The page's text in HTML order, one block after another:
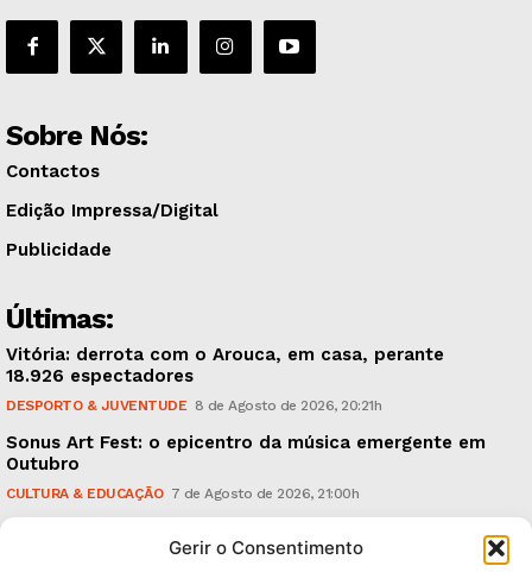
Gerir o Consentimento
Sobre Nós:
Contactos
Edição Impressa/Digital
Publicidade
Últimas:
Vitória: derrota com o Arouca, em casa, perante
18.926 espectadores
DESPORTO & JUVENTUDE 8 de Agosto de 2026, 20:21h
Sonus Art Fest: o epicentro da música emergente em
Outubro
CULTURA & EDUCAÇÃO 7 de Agosto de 2026, 21:00h